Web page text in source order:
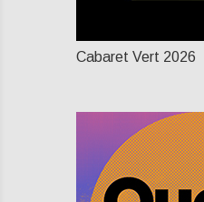
Cabaret Vert 2026